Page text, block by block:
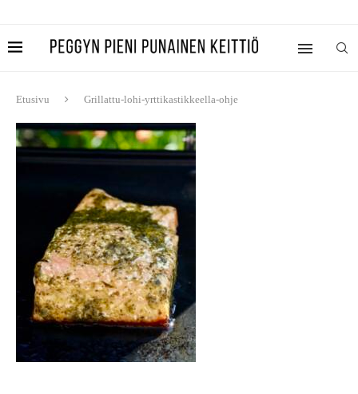
Etusivu Grillattu-lohi-yrttikastikkeella-ohje